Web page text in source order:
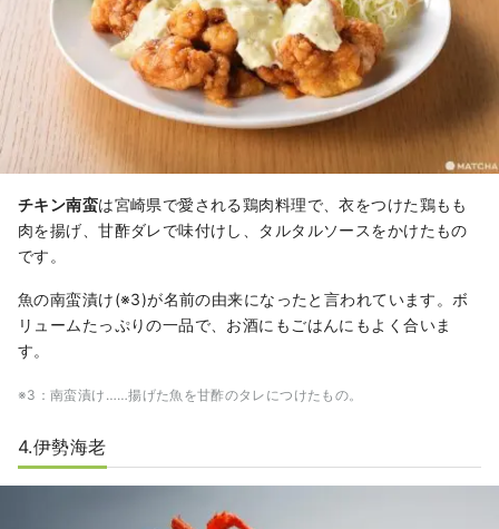
チキン南蛮は宮崎県で愛される鶏肉料理で、衣をつけた鶏もも
肉を揚げ、甘酢ダレで味付けし、タルタルソースをかけたもの
です。
魚の南蛮漬け(※3)が名前の由来になったと言われています。ボ
リュームたっぷりの一品で、お酒にもごはんにもよく合いま
す。
※3：南蛮漬け……揚げた魚を甘酢のタレにつけたもの。
4.伊勢海老